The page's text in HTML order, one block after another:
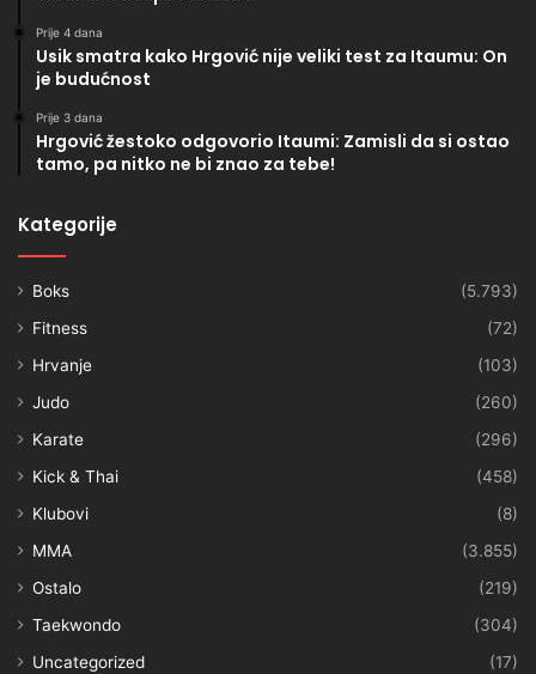
Prije 4 dana
Usik smatra kako Hrgović nije veliki test za Itaumu: On
je budućnost
Prije 3 dana
Hrgović žestoko odgovorio Itaumi: Zamisli da si ostao
tamo, pa nitko ne bi znao za tebe!
Kategorije
Boks
(5.793)
Fitness
(72)
Hrvanje
(103)
Judo
(260)
Karate
(296)
Kick & Thai
(458)
Klubovi
(8)
MMA
(3.855)
Ostalo
(219)
Taekwondo
(304)
Uncategorized
(17)